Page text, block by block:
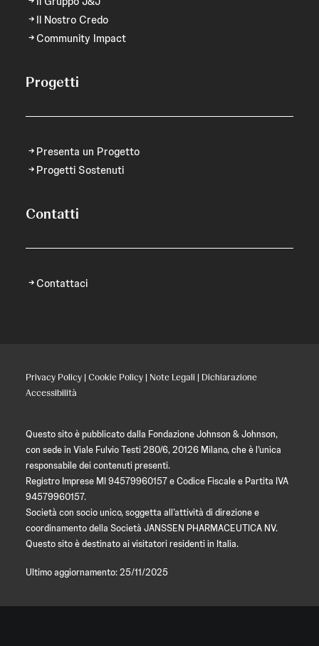
Il Nostro Credo
Community Impact
Progetti
Presenta un Progetto
Progetti Sostenuti
Contatti
Contattaci
Privacy Policy | Cookie Policy | Note Legali | Dichiarazione
Accessibilità
Questo sito è pubblicato dalla Fondazione Johnson & Johnson,
con sede in Viale Fulvio Testi 280/6, 20126 Milano, che è l’unica
responsabile dei contenuti presenti.
Registro Imprese MI 94579960157 e Codice Fiscale e Partita IVA
94579960157.
Società con socio unico, soggetta all’attività di direzione e
coordinamento della Società JANSSEN PHARMACEUTICA NV.
Questo sito è destinato ai visitatori residenti in Italia.
Ultimo aggiornamento: 25/11/2025